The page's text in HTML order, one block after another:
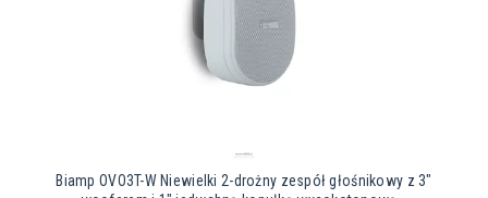
Biamp OVO3T-W Niewielki 2-drożny zespół głośnikowy z 3"